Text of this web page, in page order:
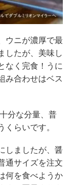
ウニが濃厚で最
したが、美味し
なく完食！うに
み合わせはベス
分な分量、普
らいです。
しましたが、醤
通サイズを注文
何を食べようか